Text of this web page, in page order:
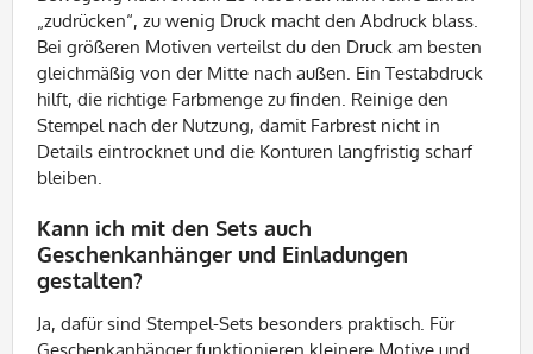
„zudrücken“, zu wenig Druck macht den Abdruck blass.
Bei größeren Motiven verteilst du den Druck am besten
gleichmäßig von der Mitte nach außen. Ein Testabdruck
hilft, die richtige Farbmenge zu finden. Reinige den
Stempel nach der Nutzung, damit Farbrest nicht in
Details eintrocknet und die Konturen langfristig scharf
bleiben.
Kann ich mit den Sets auch
Geschenkanhänger und Einladungen
gestalten?
Ja, dafür sind Stempel-Sets besonders praktisch. Für